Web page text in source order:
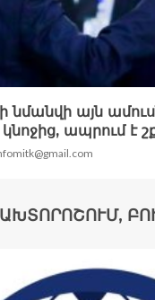
նմանվի այն
ապրում է